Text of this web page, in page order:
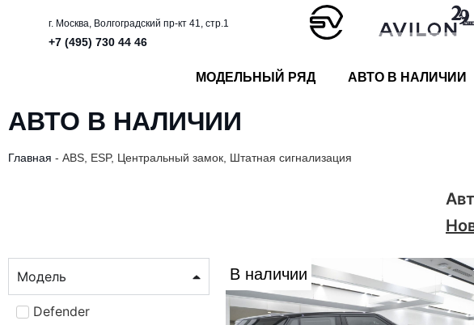
г. Москва, Волгоградский пр-кт 41, стр.1
+7 (495) 730 44 46
МОДЕЛЬНЫЙ РЯД АВТО В НАЛИЧИИ
АВТО В НАЛИЧИИ
Главная - ABS, ESP, Центральный замок, Штатная сигнализация
Модель
Defender
В наличии